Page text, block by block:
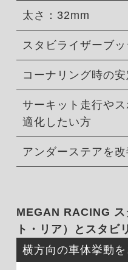
太さ：32mm
スタビライザーブ
コーナリング時の
サーキット走行や
適化したい方
アンダーステアを
MEGAN RACING ス
ト・リア）とスタビ
横方向の車体挙動